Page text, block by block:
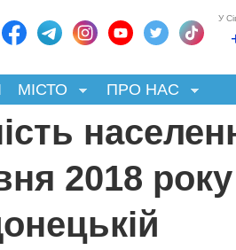
У
МІСТО ПРО НАС
2018